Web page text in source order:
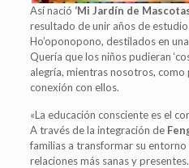
Así nació ‘Mi Jardín de
resultado de unir años de estudio
Ho’oponopono, destilados en
Quería que los niños pudieran
alegría, mientras nosotros, como
conexión con ellos.
«La educación consciente es el
A través de la integración de
familias a transformar su
relaciones más sanas y presentes.